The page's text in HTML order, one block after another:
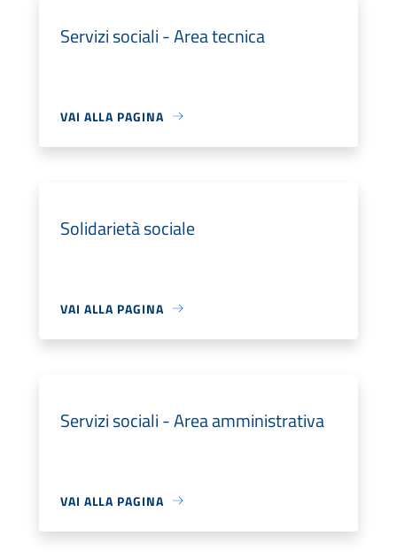
Servizi sociali - Area tecnica
VAI ALLA PAGINA
Solidarietà sociale
VAI ALLA PAGINA
Servizi sociali - Area amministrativa
VAI ALLA PAGINA